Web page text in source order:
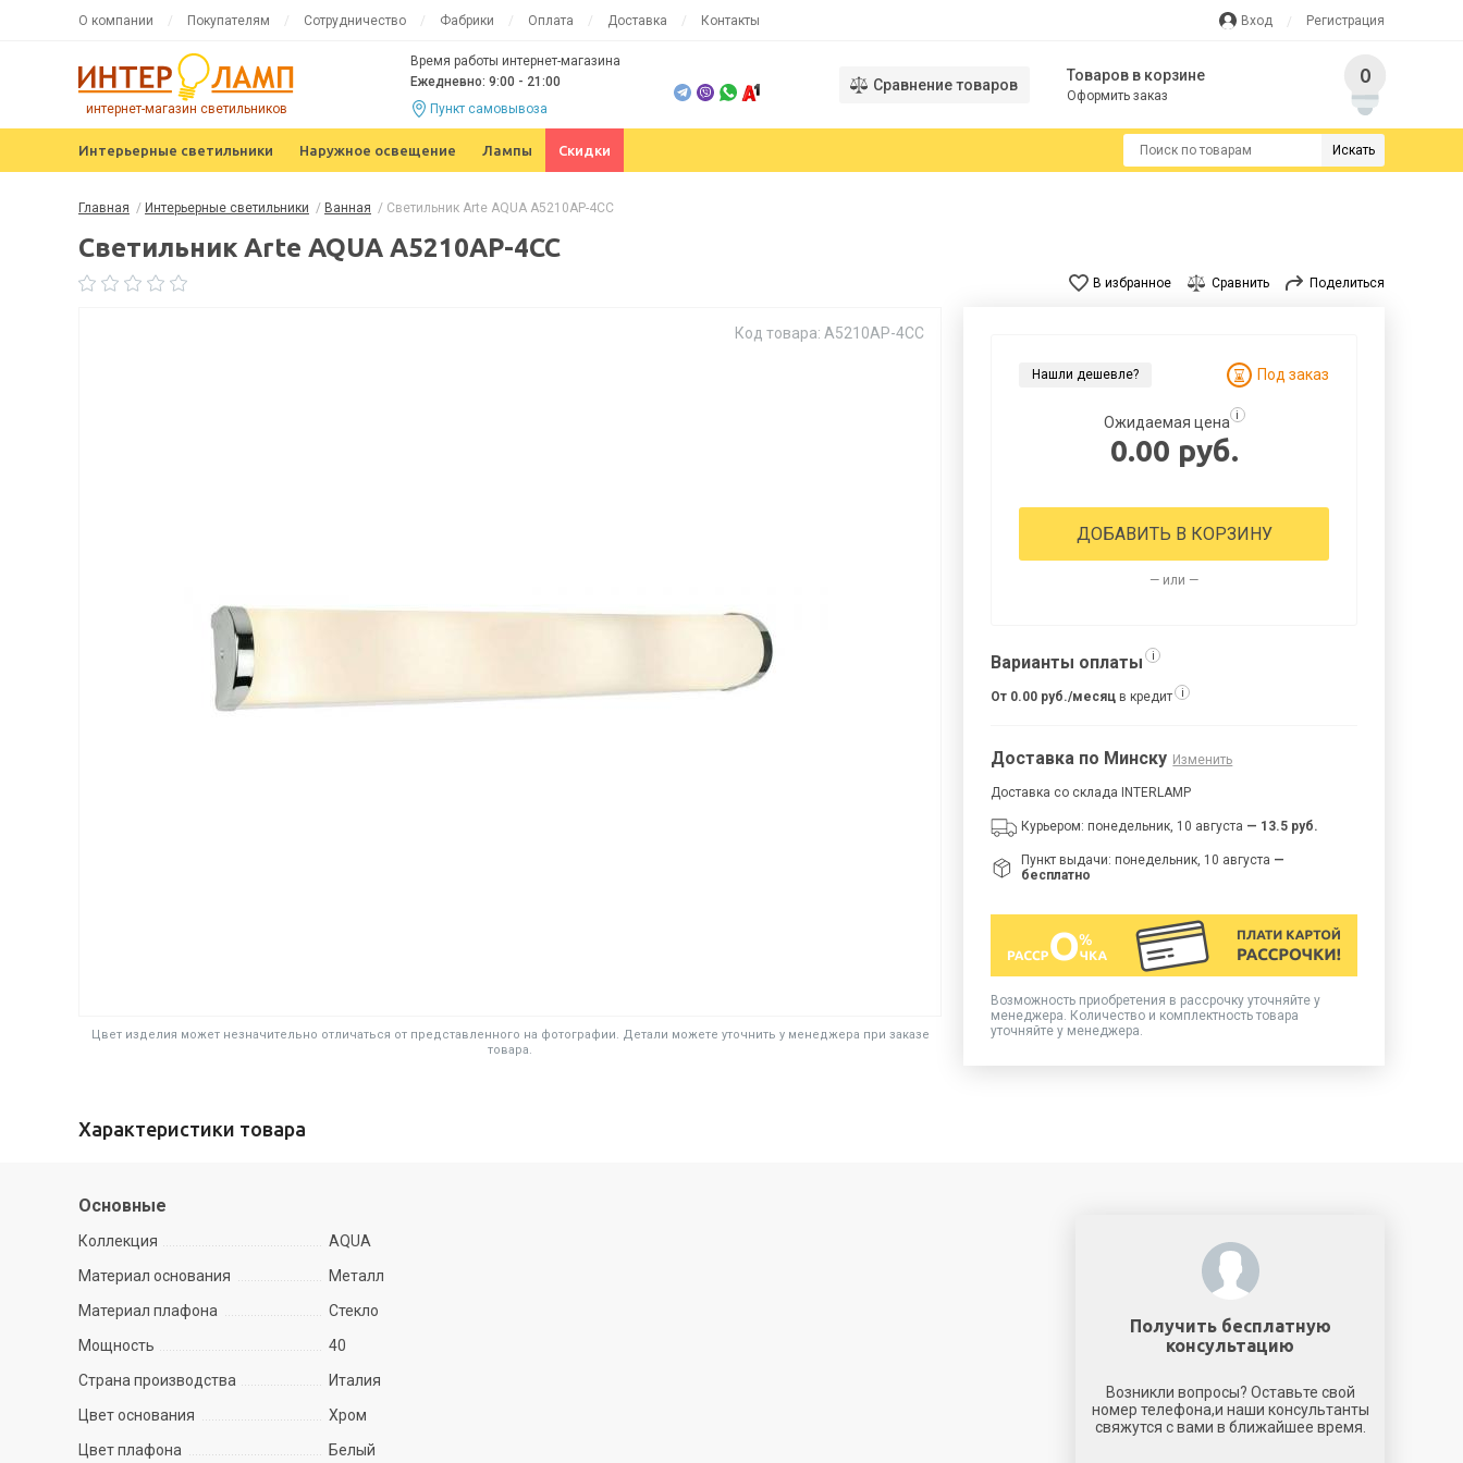
О компании Покупателям Сотрудничество Фабрики Оплата Доставка Контакты Вход Регистрация
интернет-магазин светильников
Время работы интернет-магазина
Ежедневно: 9:00 - 21:00
Пункт самовывоза
Сравнение товаров
Товаров в корзине
Оформить заказ
0
Интерьерные светильники Наружное освещение Лампы Скидки Искать
Главная / Интерьерные светильники / Ванная / Светильник Arte AQUA A5210AP-4CC
Светильник Arte AQUA A5210AP-4CC
В избранное Сравнить Поделиться
Код товара: A5210AP-4CC
Цвет изделия может незначительно отличаться от представленного на фотографии. Детали можете уточнить у менеджера при заказе
товара.
Нашли дешевле? Под заказ
Ожидаемая цена i
0.00 руб.
ДОБАВИТЬ В КОРЗИНУ
— или —
Варианты оплаты i
От 0.00 руб./месяц в кредит i
Доставка по Минску Изменить
Доставка со склада INTERLAMP
Курьером: понедельник, 10 августа — 13.5 руб.
Пункт выдачи: понедельник, 10 августа —
бесплатно
Возможность приобретения в рассрочку уточняйте у
менеджера. Количество и комплектность товара
уточняйте у менеджера.
Характеристики товара
Основные
Коллекция
AQUA
Материал основания
Металл
Материал плафона
Стекло
Мощность
40
Страна производства
Италия
Цвет основания
Хром
Цвет плафона
Белый
Получить бесплатную
консультацию
Возникли вопросы? Оставьте свой
номер телефона,и наши консультанты
свяжутся с вами в ближайшее время.